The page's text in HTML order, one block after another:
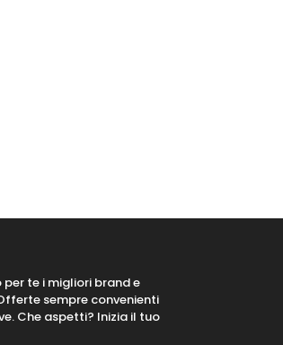
per te i migliori brand e
sempre convenienti
Che aspetti? Inizia il tuo